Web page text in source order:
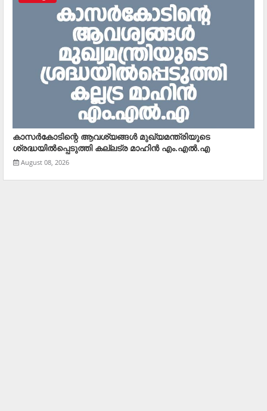
കാസര്‍കോടിന്റെ ആവശ്യങ്ങള്‍ മുഖ്യമന്ത്രിയുടെ
ശ്രദ്ധയില്‍പ്പെടുത്തി കല്ലട്ര മാഹിന്‍ എം.എല്‍.എ
August 08, 2026